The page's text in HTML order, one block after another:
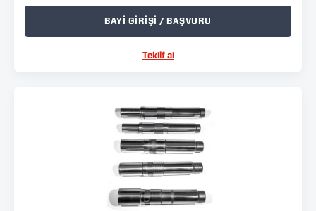
BAYİ GİRİŞİ / BAŞVURU
Teklif al